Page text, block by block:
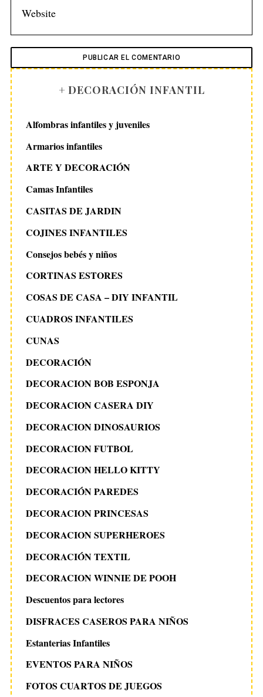
+ DECORACIÓN INFANTIL
Alfombras infantiles y juveniles
Armarios infantiles
ARTE Y DECORACIÓN
Camas Infantiles
CASITAS DE JARDIN
COJINES INFANTILES
Consejos bebés y niños
CORTINAS ESTORES
COSAS DE CASA – DIY INFANTIL
CUADROS INFANTILES
CUNAS
DECORACIÓN
DECORACION BOB ESPONJA
DECORACION CASERA DIY
DECORACION DINOSAURIOS
DECORACION FUTBOL
DECORACION HELLO KITTY
DECORACIÓN PAREDES
DECORACION PRINCESAS
DECORACION SUPERHEROES
DECORACIÓN TEXTIL
DECORACION WINNIE DE POOH
Descuentos para lectores
DISFRACES CASEROS PARA NIÑOS
Estanterias Infantiles
EVENTOS PARA NIÑOS
FOTOS CUARTOS DE JUEGOS